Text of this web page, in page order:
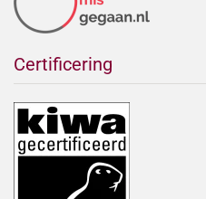
Certificering